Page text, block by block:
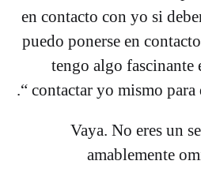
en contacto con yo si
puedo ponerse en
tengo algo fascinante
contactar yo mismo para
Vaya. No eres un
amablemente